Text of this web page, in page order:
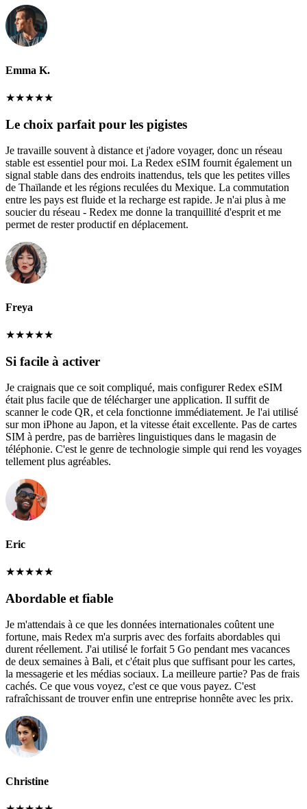
Emma K.
★★★★★
Le choix parfait pour les pigistes
Je travaille souvent à distance et j'adore voyager, donc un réseau
stable est essentiel pour moi. La Redex eSIM fournit également un
signal stable dans des endroits inattendus, tels que les petites villes
de Thaïlande et les régions reculées du Mexique. La commutation
entre les pays est fluide et la recharge est rapide. Je n'ai plus à me
soucier du réseau - Redex me donne la tranquillité d'esprit et me
permet de rester productif en déplacement.
Freya
★★★★★
Si facile à activer
Je craignais que ce soit compliqué, mais configurer Redex eSIM
était plus facile que de télécharger une application. Il suffit de
scanner le code QR, et cela fonctionne immédiatement. Je l'ai utilisé
sur mon iPhone au Japon, et la vitesse était excellente. Pas de cartes
SIM à perdre, pas de barrières linguistiques dans le magasin de
téléphonie. C'est le genre de technologie simple qui rend les voyages
tellement plus agréables.
Eric
★★★★★
Abordable et fiable
Je m'attendais à ce que les données internationales coûtent une
fortune, mais Redex m'a surpris avec des forfaits abordables qui
durent réellement. J'ai utilisé le forfait 5 Go pendant mes vacances
de deux semaines à Bali, et c'était plus que suffisant pour les cartes,
la messagerie et les médias sociaux. La meilleure partie? Pas de frais
cachés. Ce que vous voyez, c'est ce que vous payez. C'est
rafraîchissant de trouver enfin une entreprise honnête avec les prix.
Christine